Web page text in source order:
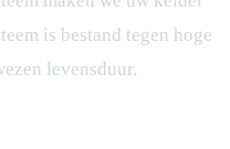
is bestand tegen hoge
levensduur.